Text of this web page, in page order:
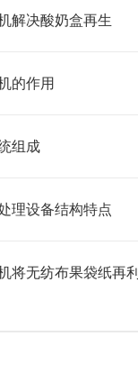
解决酸奶盒再生
的作用
组成
理设备结构特点
将无纺布果袋纸再利